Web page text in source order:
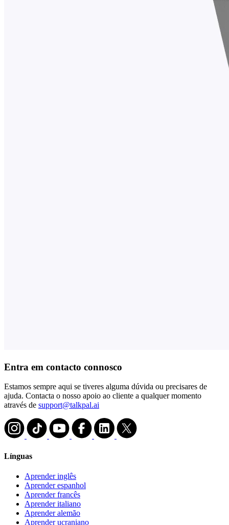
Entra em contacto connosco
Estamos sempre aqui se tiveres alguma dúvida ou precisares de
ajuda. Contacta o nosso apoio ao cliente a qualquer momento
através de support@talkpal.ai
Línguas
Aprender inglês
Aprender espanhol
Aprender francês
Aprender italiano
Aprender alemão
Aprender ucraniano